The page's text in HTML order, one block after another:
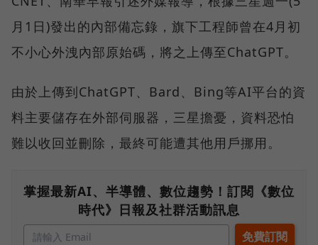
月1日)發出的內部備忘錄，旗下工程師曾在4月初
不小心外洩內部原始碼，將之上傳至ChatGPT。
由於上傳到ChatGPT、Bard、Bing等AI平台的資
料主要儲存在外部伺服器，三星擔憂，資料恐怕
難以收回並刪除，最終可能遭其他用戶挪用。
掌握最新AI、半導體、數位趨勢！訂閱《數位
時代》日報及社群活動訊息